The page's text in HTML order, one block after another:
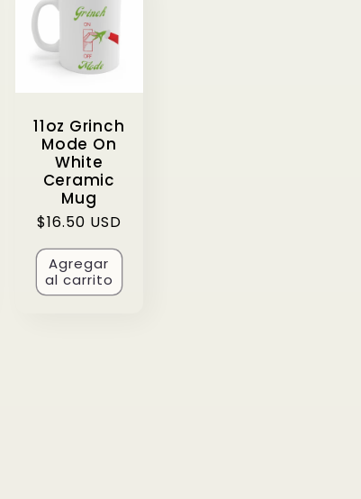
11oz Grinch
Mode On
White
Ceramic
Mug
Precio
habitual
$16.50 USD
Agregar
al carrito